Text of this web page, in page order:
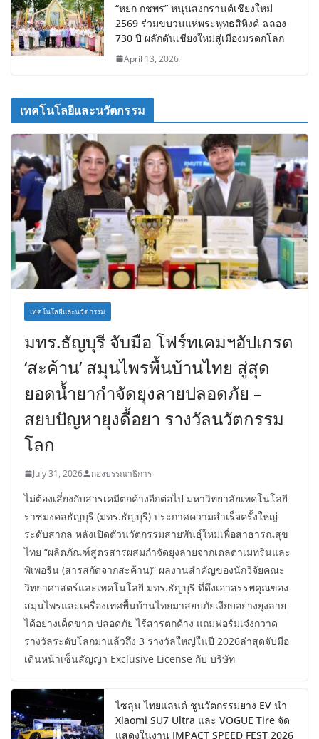
“หยก กชพร” หนุนสงกรานต์เชียงใหม่
2569 ร่วมขบวนแห่พระพุทธสิหิงค์ ฉลอง
730 ปี ผลักดันเชียงใหม่สู่เมืองมรดกโลก
April 13, 2026
เทคโนโลยีและนวัตกรรม
เทคโนโลยีและนวัตกรรม
มทร.ธัญบุรี จับมือ โฟร์ทเคมฯอัปเกรด
‘สะค้าน’ สมุนไพรพื้นบ้านไทย สู่สุด
ยอดน้ำยากำจัดยุงลายปลอดภัย –
สยบปัญหายุงดื้อยา รางวัลนวัตกรรม
โลก
July 31, 2026 กองบรรณาธิการ
ไม่ต้องเสี่ยงกับสารเคมีตกค้างอีกต่อไป มหาวิทยาลัยเทคโนโลยี
ราชมงคลธัญบุรี (มทร.ธัญบุรี) ประกาศความสำเร็จครั้งใหญ่
ระดับสากล หลังเปิดตัวนวัตกรรมสายพันธุ์ใหม่เพื่อสาธารณสุข
ไทย “ผลิตภัณฑ์สูตรสารผสมกำจัดยุงลายจากเดลตาเมทรินและ
พิเพอรีน (สารสกัดจากสะค้าน)” ผลงานสำคัญของนักวิจัยคณะ
วิทยาศาสตร์และเทคโนโลยี มทร.ธัญบุรี ที่ดึงเอาสรรพคุณของ
สมุนไพรและเครื่องเทศพื้นบ้านไทยมาสยบภัยเงียบอย่างยุงลาย
ได้อย่างเด็ดขาด ปลอดภัย ไร้สารตกค้าง แถมฟอร์มเจ๋งกวาด
รางวัลระดับโลกมาแล้วถึง 3 รางวัลใหญ่ในปี 2026ล่าสุดจับมือ
เดินหน้าเซ็นสัญญา Exclusive License กับ บริษัท
ไซลุน ไทยแลนด์ ชูนวัตกรรมยาง EV นำ
Xiaomi SU7 Ultra และ VOGUE Tire จัด
แสดงในงาน IMPACT SPEED FEST 2026